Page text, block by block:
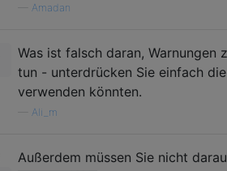
Amadan
Was ist falsch daran, Warnungen
tun - unterdrücken Sie einfach
verwenden könnten.
Ali_m
Außerdem müssen Sie nicht